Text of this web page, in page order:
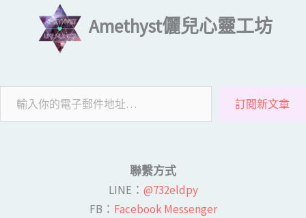
Amethyst儷兒心靈工坊
訂閱新文章
聯繫方式
LINE​： @732eldpy
FB：​ Facebook Messenger